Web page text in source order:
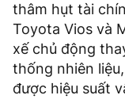
thâm hụt tài
Toyota Vios và
xế chủ động
thống nhiên
được hiệu suất